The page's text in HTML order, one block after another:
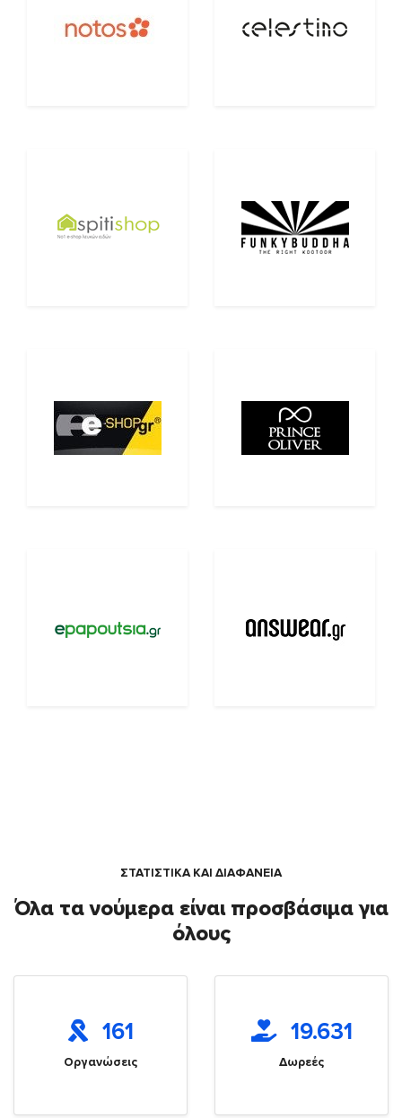
ΣΤΑΤΙΣΤΙΚΑ ΚΑΙ ΔΙΑΦΑΝΕΙΑ
Όλα τα νούμερα είναι προσβάσιμα για
όλους
161
Οργανώσεις
19.631
Δωρεές